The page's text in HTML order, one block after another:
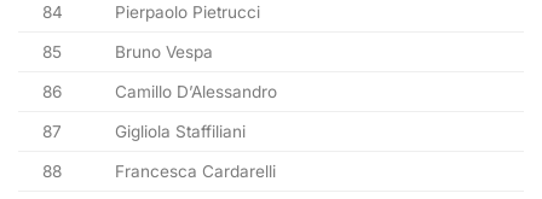
84 Pierpaolo Pietrucci
85 Bruno Vespa
86 Camillo D’Alessandro
87 Gigliola Staffiliani
88 Francesca Cardarelli